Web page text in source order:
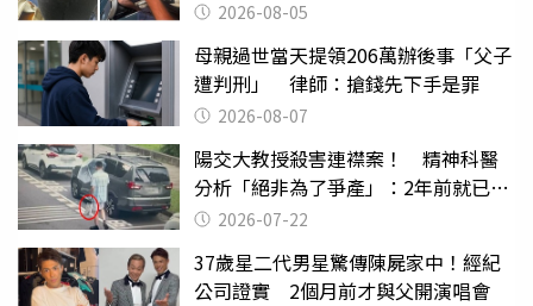
2026-08-05
母親過世當天提領206萬辦後事「父子
遭判刑」 律師：搶錢先下手是罪
2026-08-07
陽交大教授殺害連襟案！ 精神科醫
分析「絕非為了爭產」：2年前就已言
行詭異
2026-07-22
37歲星二代男星驚傳陳屍家中！經紀
公司證實 2個月前才與父開演唱會